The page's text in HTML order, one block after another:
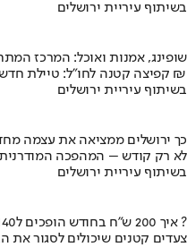
בשיתוף עיריית ירושלים
שופינג, אמנות ואוכל: המרכז
קפיצה קטנה לחו"ל: טיילת חדשה, מיצגי אמנות, וכיכרות משופצות בהשקעה של 100 מיליון ₪
בשיתוף עיריית ירושלים
כך ירושלים ממציאה את עצמה
לא רק קודש – המהפכה
בשיתוף עיריית ירושלים
איך 200 ש"ח בחודש הופכים ל140 אלף ?
צעדים קטנים שיכולים לסגור את